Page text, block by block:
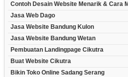
Contoh Desain Website Menarik & Cara
Jasa Web Dago
Jasa Website Bandung Kulon
Jasa Website Bandung Wetan
Pembuatan Landingpage Cikutra
Buat Website Cikutra
Bikin Toko Online Sadang Serang